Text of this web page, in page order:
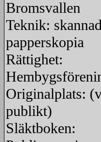
Bromsvallen
Teknik:
papperskopia
Rättighet:
Originalplats:
publikt)
Släktboken: